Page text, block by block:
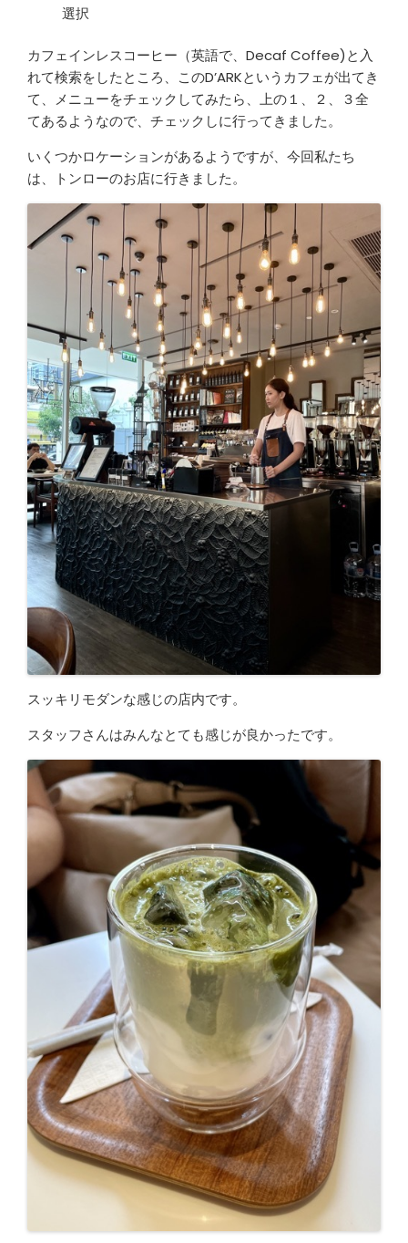
選択
カフェインレスコーヒー（英語で、Decaf Coffee)と入
れて検索をしたところ、このD’ARKというカフェが出てき
て、メニューをチェックしてみたら、上の１、２、３全
てあるようなので、チェックしに行ってきました。
いくつかロケーションがあるようですが、今回私たち
は、トンローのお店に行きました。
スッキリモダンな感じの店内です。
スタッフさんはみんなとても感じが良かったです。